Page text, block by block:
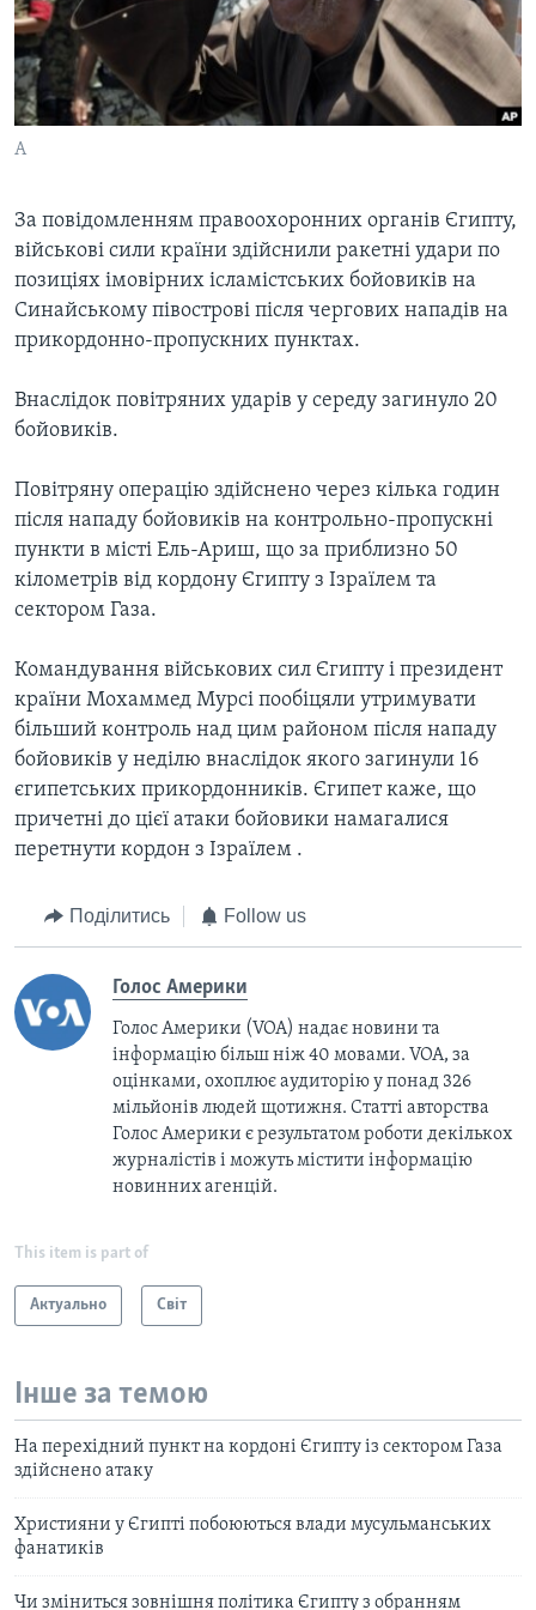
СУСПІЛЬСТВО
ЕКОНОМІКА
ІСТОРІЇ УСПІХУ УКРАЇНЦІВ
ТЕЛЕПРОГРАМИ
ЧАС-TIME
ВІКНО В АМЕРИКУ
ПРАЙМ-ТАЙМ
ПОГЛЯД З ВАШИНГТОНА
ENGLISH
Learning English
МИ В СОЦМЕРЕЖАХ
A
За повідомленням правоохоронних органів Єгипту,
військові сили країни здійснили ракетні удари по
позиціях імовірних ісламістських бойовиків на
Синайському півострові після чергових нападів на
прикордонно-пропускних пунктах.
Внаслідок повітряних ударів у середу загинуло 20
бойовиків.
Повітряну операцію здійснено через кілька годин
після нападу бойовиків на контрольно-пропускні
пункти в місті Ель-Ариш, що за приблизно 50
кілометрів від кордону Єгипту з Ізраїлем та
сектором Газа.
Командування військових сил Єгипту і президент
країни Мохаммед Мурсі пообіцяли утримувати
більший контроль над цим районом після нападу
бойовиків у неділю внаслідок якого загинули 16
єгипетських прикордонників. Єгипет каже, що
причетні до цієї атаки бойовики намагалися
перетнути кордон з Ізраїлем .
Поділитись Follow us
Голос Америки
Голос Америки (VOA) надає новини та
інформацію більш ніж 40 мовами. VOA, за
оцінками, охоплює аудиторію у понад 326
мільйонів людей щотижня. Статті авторства
Голос Америки є результатом роботи декількох
журналістів і можуть містити інформацію
новинних агенцій.
This item is part of
Актуально Світ
Інше за темою
На перехідний пункт на кордоні Єгипту із сектором Газа
здійснено атаку
Християни у Єгипті побоюються влади мусульманських
фанатиків
Чи зміниться зовнішня політика Єгипту з обранням